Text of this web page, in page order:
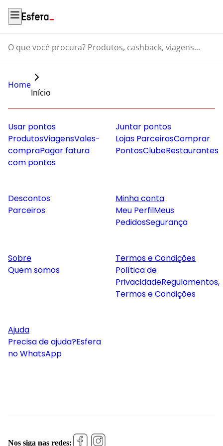
O que você procura? Produtos, cashback, viagens...
Home
Início
Usar pontos
ProdutosViagensVales-
compraPagar fatura
com pontos
Juntar pontos
Lojas ParceirasComprar
PontosClubeRestaurantes
Descontos
Parceiros
Minha conta
Meu PerfilMeus
PedidosSegurança
Sobre
Quem somos
Termos e Condições
Política de
PrivacidadeRegulamentos,
Termos e Condições
Ajuda
Precisa de ajuda?Esfera
no WhatsApp
Nos siga nas redes: